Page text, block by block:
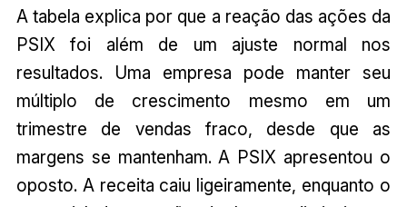
A tabela explica por que a reação das ações da
PSIX foi além de um ajuste normal nos
resultados. Uma empresa pode manter seu
múltiplo de crescimento mesmo em um
trimestre de vendas fraco, desde que as
margens se mantenham. A PSIX apresentou o
oposto. A receita caiu ligeiramente, enquanto o